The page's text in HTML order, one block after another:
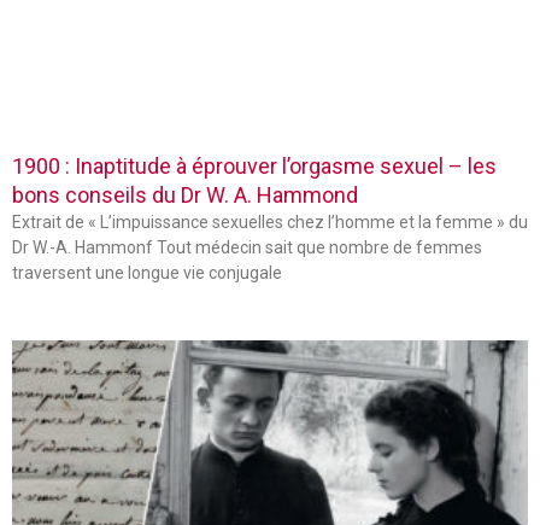
1900 : Inaptitude à éprouver l’orgasme sexuel – les
bons conseils du Dr W. A. Hammond
Extrait de « L’impuissance sexuelles chez l’homme et la femme » du
Dr W.-A. Hammonf Tout médecin sait que nombre de femmes
traversent une longue vie conjugale